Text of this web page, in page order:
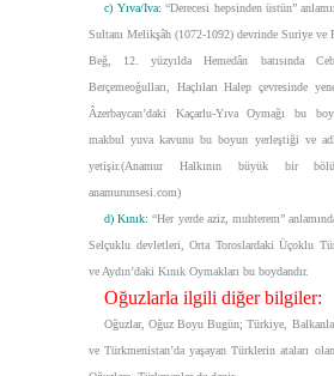
c) Yıva/Iva: “Derecesi hepsinden üstün”
Sultanı Melikşâh (1072-1092) devrinde Suriye ve
Beğ, 12. yüzyılda Hemedân batısında
Berçemeoğulları, Haçlıları Halep çevresinde
Âzerbaycan’daki Kaçarlu-Yıva Oymağı bu
makbul yuva kavunu bu boyun yerleştiği ve
yetişir.(Anamur Halkının büyük bir
anamurunsesi.com)
d) Kınık:“Her yerde aziz, muhterem”
Selçuklu devletleri, Orta Toroslardaki Üçoklu
ve Aydın’daki Kınık Oymakları bu boydandır.
Oğuzlarla ilgili diğer bilgiler:
Oğuzlar, Oğuz Boyu Bugün; Türkiye,
ve Türkmenistan’da yaşayan Türklerin ataları